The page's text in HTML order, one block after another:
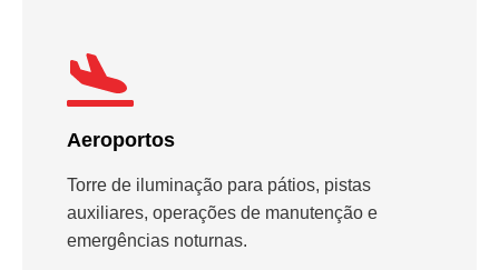
Aeroportos
Torre de iluminação para pátios, pistas
auxiliares, operações de manutenção e
emergências noturnas.